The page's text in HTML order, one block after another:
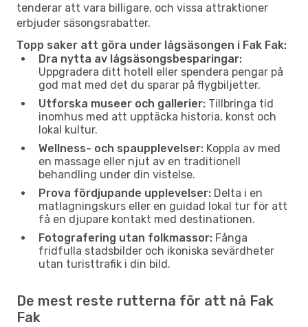
tenderar att vara billigare, och vissa attraktioner
erbjuder säsongsrabatter.
Topp saker att göra under lågsäsongen i Fak Fak:
Dra nytta av lågsäsongsbesparingar:
Uppgradera ditt hotell eller spendera pengar på
god mat med det du sparar på flygbiljetter.
Utforska museer och gallerier: Tillbringa tid
inomhus med att upptäcka historia, konst och
lokal kultur.
Wellness- och spaupplevelser: Koppla av med
en massage eller njut av en traditionell
behandling under din vistelse.
Prova fördjupande upplevelser: Delta i en
matlagningskurs eller en guidad lokal tur för att
få en djupare kontakt med destinationen.
Fotografering utan folkmassor: Fånga
fridfulla stadsbilder och ikoniska sevärdheter
utan turisttrafik i din bild.
De mest reste rutterna för att nå Fak
Fak